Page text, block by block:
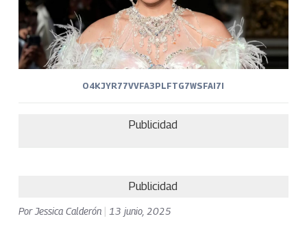
O4KJYR77VVFA3PLFTG7WSFAI7I
Publicidad
Publicidad
Por Jessica Calderón 13 junio, 2025